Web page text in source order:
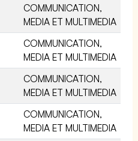
COMMUNICATION,
MEDIA ET MULTIMEDIA
COMMUNICATION,
MEDIA ET MULTIMEDIA
COMMUNICATION,
MEDIA ET MULTIMEDIA
COMMUNICATION,
MEDIA ET MULTIMEDIA